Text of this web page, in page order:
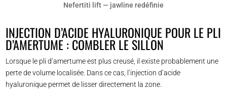
Nefertiti lift — jawline redéfinie
INJECTION D’ACIDE HYALURONIQUE POUR LE PLI
D’AMERTUME : COMBLER LE SILLON
Lorsque le pli d’amertume est plus creusé, il existe probablement une
perte de volume localisée. Dans ce cas, l’injection d’acide
hyaluronique permet de lisser directement la zone.